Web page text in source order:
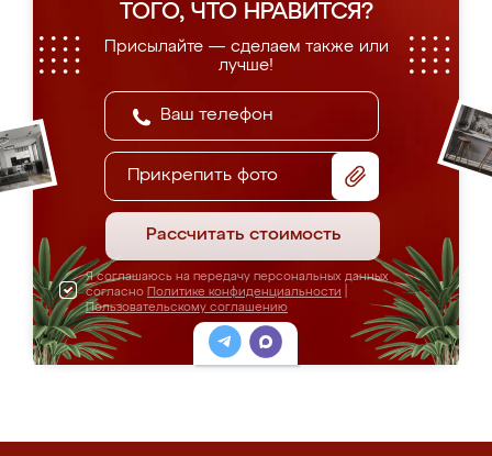
ТОГО, ЧТО НРАВИТСЯ?
Присылайте — сделаем также или
лучше!
Прикрепить фото
Рассчитать стоимость
Я соглашаюсь на передачу персональных данных
согласно Политике конфиденциальности
Пользовательскому соглашению